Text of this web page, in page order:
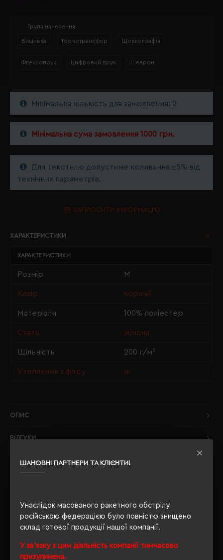
ШАНОВНІ ПАРТНЕРИ ТА КЛІЄНТИ!
Унаслідок масованого ракетного обстрілу
російською федерацією було повністю знищено
склад готової продукції нашої компанії.
У зв'язку з цим діяльність компанії тимчасово
призупинена.
Група нанесення
Вишивка Термотрансфер Шовкографія
Флексодрук Цифровий друк Шеврон
Мінімальна кількість для замовлення: 2
Мінімальна сума замовлення 1000 грн.
Для текстилю допустиме коливання ±5% від
технічних параметрів.
ЗАПРОСИТИ ІНФОРМАЦІЮ
ХАРАКТЕРИСТИКИ
ХАРАКТЕРИСТИКИ
Розмір M
Колір чорний
Матеріали 100% поліестер
Стать жіноча
Щільність 200 г/м²
Утеплення з флісу ні
ОПИС
ВІДГУКИ